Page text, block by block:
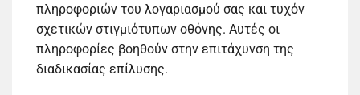
πληροφοριών του λογαριασμού σας και τυχόν
σχετικών στιγμιότυπων οθόνης. Αυτές οι
πληροφορίες βοηθούν στην επιτάχυνση της
διαδικασίας επίλυσης.